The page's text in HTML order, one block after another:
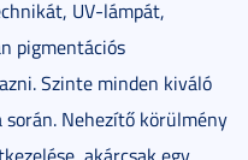
UV-lámpát,
pigmentációs
Szinte minden kiváló
Nehezítő körülmény